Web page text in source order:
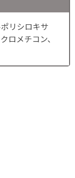
リシロキサ
ロメチコン、